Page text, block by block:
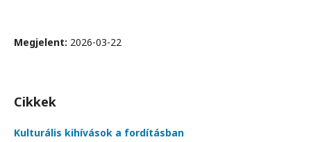
Megjelent: 2026-03-22
Cikkek
Kulturális kihívások a fordításban